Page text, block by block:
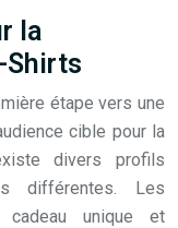
la
Shirts
étape vers une
cible pour la
divers profils
différentes. Les
cadeau unique et